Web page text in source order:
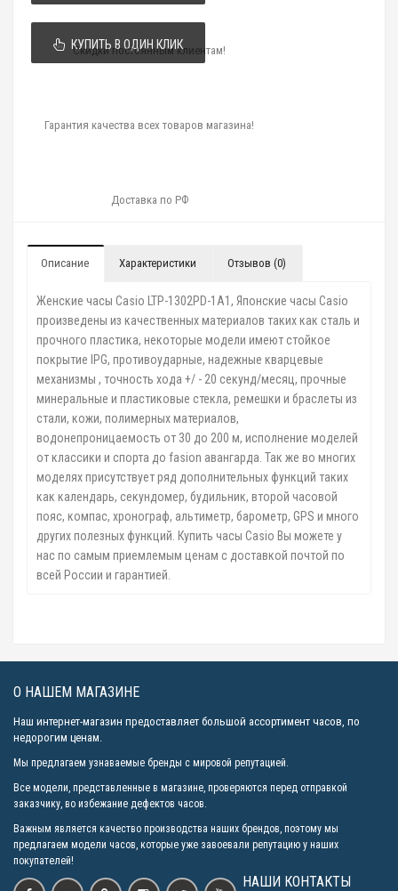
КУПИТЬ В ОДИН КЛИК
Скидки постоянным клиентам!
Гарантия качества всех товаров магазина!
Доставка по РФ
Описание Характеристики Отзывов (0)
Женские часы Casio LTP-1302PD-1A1, Японские часы Casio
произведены из качественных материалов таких как сталь и
прочного пластика, некоторые модели имеют стойкое
покрытие IPG, противоударные, надежные кварцевые
механизмы , точность хода +/ - 20 секунд/месяц, прочные
минеральные и пластиковые стекла, ремешки и браслеты из
стали, кожи, полимерных материалов,
водонепроницаемость от 30 до 200 м, исполнение моделей
от классики и спорта до fasion авангарда. Так же во многих
моделях присутствует ряд дополнительных функций таких
как календарь, секундомер, будильник, второй часовой
пояс, компас, хронограф, альтиметр, барометр, GPS и много
других полезных функций. Купить часы Casio Вы можете у
нас по самым приемлемым ценам с доставкой почтой по
всей России и гарантией.
О НАШЕМ МАГАЗИНЕ
Наш интернет-магазин предоставляет большой ассортимент часов, по
недорогим ценам.
Мы предлагаем узнаваемые бренды с мировой репутацией.
Все модели, представленные в магазине, проверяются перед отправкой
заказчику, во избежание дефектов часов.
Важным является качество производства наших брендов, поэтому мы
предлагаем модели часов, которые уже завоевали репутацию у наших
покупателей!
НАШИ КОНТАКТЫ